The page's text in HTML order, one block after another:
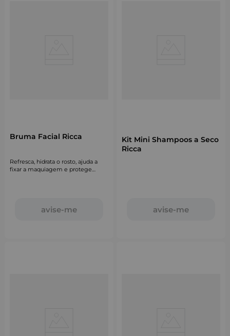
Bruma Facial Ricca
Refresca, hidrata o rosto, ajuda a
fixar a maquiagem e protege
avise-me
Kit Mini Shampoos a Seco
Ricca
avise-me